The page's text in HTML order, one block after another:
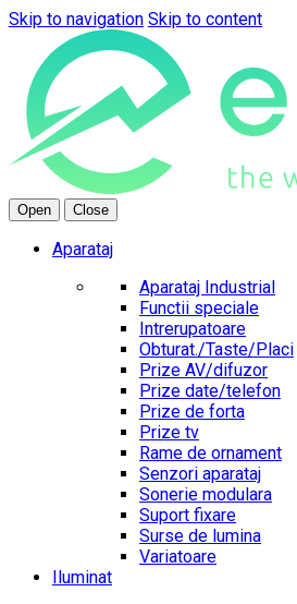
Skip to navigation Skip to content
Open Close
Aparataj
Aparataj Industrial
Functii speciale
Intrerupatoare
Obturat./Taste/Placi
Prize AV/difuzor
Prize date/telefon
Prize de forta
Prize tv
Rame de ornament
Senzori aparataj
Sonerie modulara
Suport fixare
Surse de lumina
Variatoare
Iluminat